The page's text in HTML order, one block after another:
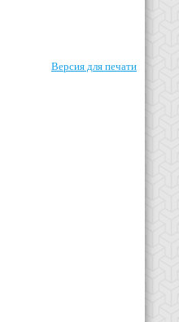
Версия для печати